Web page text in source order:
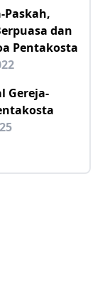
Paskah,
dan
Pentakosta
Gereja-